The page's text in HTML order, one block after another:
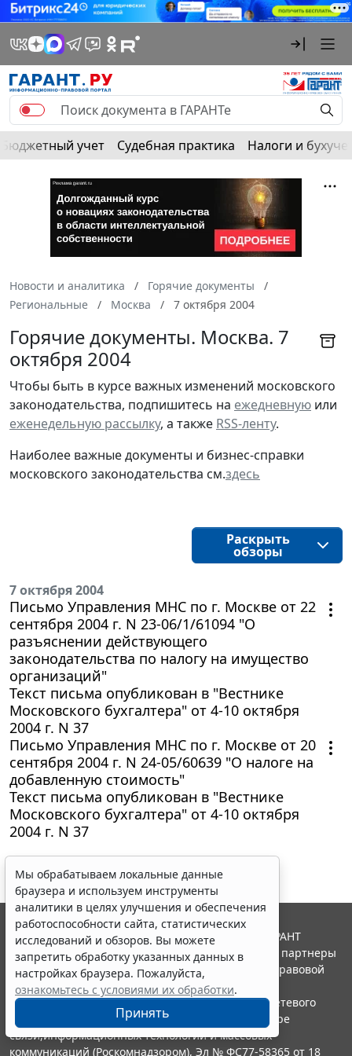
Бюджетный учет Судебная практика Налоги и
Новости и аналитика
Горячие документы
Региональные
Москва 7 октября 2004
Горячие документы. Москва. 7
октября 2004
Чтобы быть в курсе важных изменений московского
законодательства, подпишитесь на ежедневную или
еженедельную рассылку, а также RSS-ленту.
Наиболее важные документы и бизнес-справки
московского законодательства см.здесь
Раскрыть
обзоры
7 октября 2004
Письмо Управления МНС по г. Москве от 22
сентября 2004 г. N 23-06/1/61094 "О
разъяснении действующего
законодательства по налогу на имущество
организаций"
Текст письма опубликован в "Вестнике
Московского бухгалтера" от 4-10 октября
2004 г. N 37
Письмо Управления МНС по г. Москве от 20
сентября 2004 г. N 24-05/60639 "О налоге на
добавленную стоимость"
Текст письма опубликован в "Вестнике
Московского бухгалтера" от 4-10 октября
2004 г. N 37
Мы обрабатываем локальные данные
браузера и используем инструменты
аналитики в целях улучшения и обеспечения
работоспособности сайта, статистических
исследований и обзоров. Вы можете
запретить обработку указанных данных в
настройках браузера. Пожалуйста,
ознакомьтесь с условиями их обработки.
Принять
© ООО "НПП "ГАРАНТ-СЕРВИС", 2026. Система ГАРАНТ
выпускается с 1990 года. Компания "Гарант" и ее партнеры
являются участниками Российской ассоциации правовой
информации ГАРАНТ.
Портал ГАРАНТ.РУ зарегистрирован в качестве сетевого
издания Федеральной службой по надзору в сфере
связи,информационных технологий и массовых
коммуникаций (Роскомнадзором), Эл № ФС77-58365 от 18